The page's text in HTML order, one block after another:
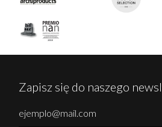
Zapisz się do naszego